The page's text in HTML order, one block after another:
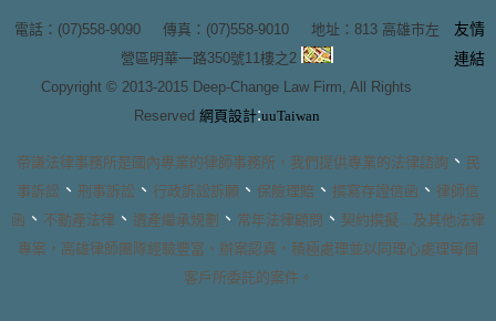
電話：(07)558-9090 傳真：(07)558-9010 地址： 813 高雄市左
營區明華一路350號11樓之2
Copyright © 2013-2015 Deep-Change Law Firm, All Rights
Reserved 網頁設計:uuTaiwan
友情
連結
帝謙法律事務所是國內專業的律師事務所 ，我們提供專業的法律諮詢 、 民
事訴訟 、 刑事訴訟 、 行政訴訟訴願 、 保險理賠 、 撰寫存證信函 、 律師信
函 、 不動產法律 、 遺產繼承規劃 、 常年法律顧問 、 契約撰擬 …及其他法律
專案， 高雄律師團隊經驗豐富、辦案認真，積極處理並以同理心處理每個
客戶所委託的案件。